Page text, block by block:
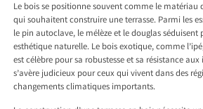
Le bois se positionne souvent comme le
qui souhaitent construire une terrasse. Parmi les
le pin autoclave, le mélèze et le douglas
esthétique naturelle. Le bois exotique, comme
est célèbre pour sa robustesse et sa résistance
s’avère judicieux pour ceux qui vivent dans des
changements climatiques importants.